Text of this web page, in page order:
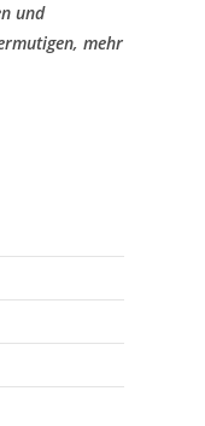
und
mehr